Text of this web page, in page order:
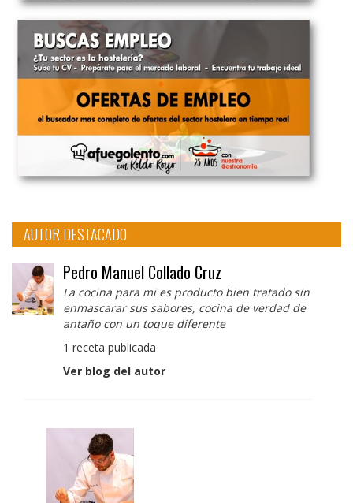
AUTOR DESTACADO
Pedro Manuel Collado Cruz
La cocina para mi es producto bien tratado sin
enmascarar sus sabores, cocina de verdad de
antaño con un toque diferente
1 receta publicada
Ver blog del autor